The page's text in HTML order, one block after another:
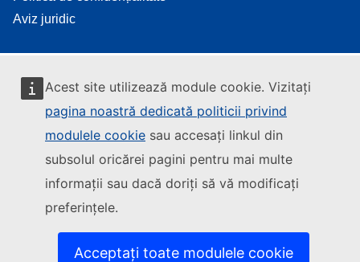
Acest site utilizează module cookie. Vizitați
pagina noastră dedicată politicii privind
modulele cookie sau accesați linkul din
subsolul oricărei pagini pentru mai multe
informații sau dacă doriți să vă modificați
preferințele.
Acceptați toate modulele cookie
Aviz juridic